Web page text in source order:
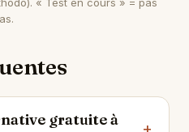
gratuite à